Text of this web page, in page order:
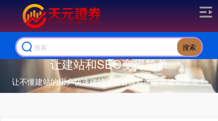
搜索
让建站和SEO变得简单
让不懂建站的用户快速建站，让会建站的提高建站效率！